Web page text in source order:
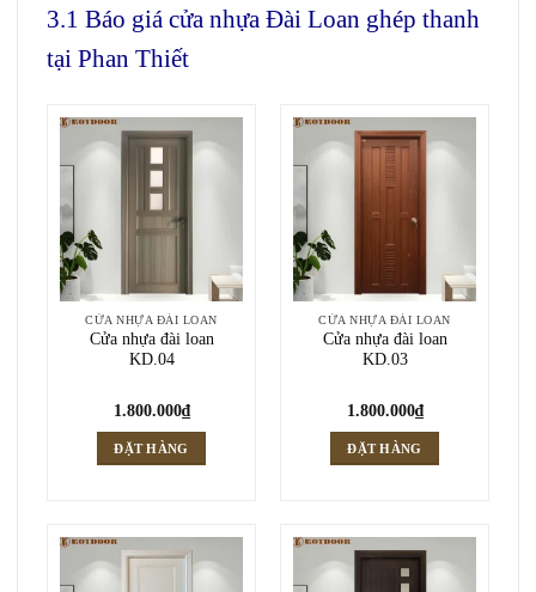
3.1 Báo giá cửa nhựa Đài Loan ghép thanh
tại Phan Thiết
CỬA NHỰA ĐÀI LOAN
Cửa nhựa đài loan
KD.04
1.800.000₫
ĐẶT HÀNG
CỬA NHỰA ĐÀI LOAN
Cửa nhựa đài loan
KD.03
1.800.000₫
ĐẶT HÀNG